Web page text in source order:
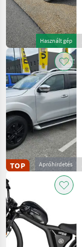
Használt gép
Apróhirdetés
TOP